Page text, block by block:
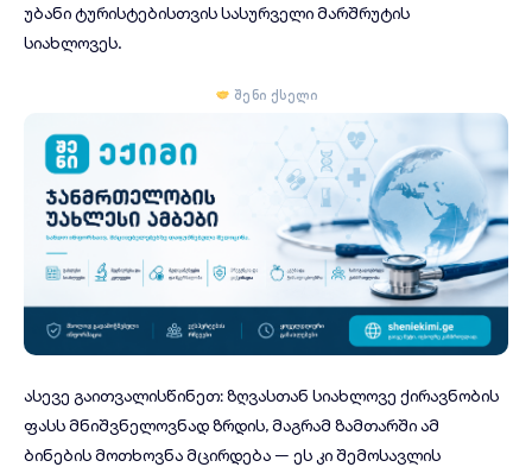
უბანი ტურისტებისთვის სასურველი მარშრუტის
სიახლოვეს.
შენი ქსელი
ასევე გაითვალისწინეთ: ზღვასთან სიახლოვე ქირავნობის
ფასს მნიშვნელოვნად ზრდის, მაგრამ ზამთარში ამ
ბინების მოთხოვნა მცირდება — ეს კი შემოსავლის